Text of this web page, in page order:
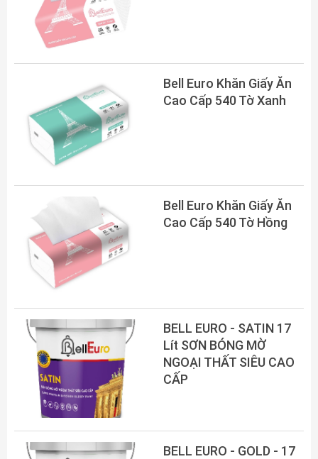
Bell Euro Khăn Giấy Ăn
Cao Cấp 540 Tờ Xanh
Bell Euro Khăn Giấy Ăn
Cao Cấp 540 Tờ Hồng
BELL EURO - SATIN 17
Lít SƠN BÓNG MỜ
NGOẠI THẤT SIÊU CAO
CẤP
BELL EURO - GOLD - 17